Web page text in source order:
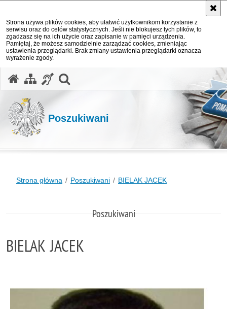
Strona używa plików cookies, aby ułatwić użytkownikom korzystanie z
serwisu oraz do celów statystycznych. Jeśli nie blokujesz tych plików, to
zgadzasz się na ich użycie oraz zapisanie w pamięci urządzenia.
Pamiętaj, że możesz samodzielnie zarządzać cookies, zmieniając
ustawienia przeglądarki. Brak zmiany ustawienia przeglądarki oznacza
wyrażenie zgody.
Poszukiwani
Strona główna Poszukiwani BIELAK JACEK
Poszukiwani
BIELAK JACEK